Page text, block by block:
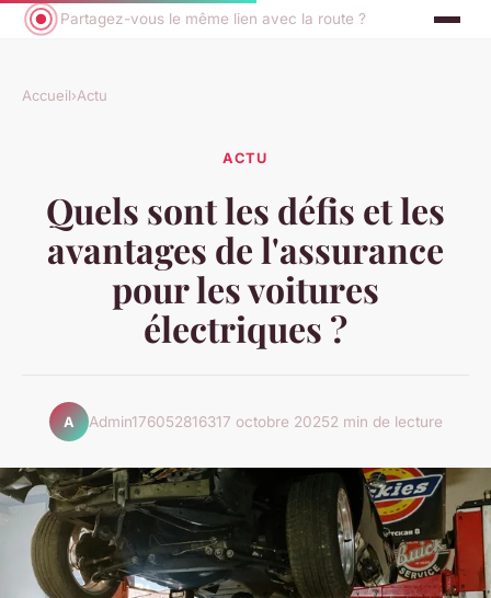
Partagez-vous le même lien avec la route ?
Accueil›Actu
ACTU
Quels sont les défis et les
avantages de l'assurance
pour les voitures
électriques ?
A Admin176052816317 octobre 20252 min de lecture